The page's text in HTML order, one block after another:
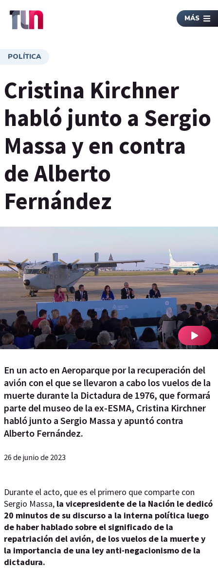
MÁS
POLÍTICA
Cristina Kirchner
habló junto a Sergio
Massa y en contra
de Alberto
Fernández
En un acto en Aeroparque por la recuperación del
avión con el que se llevaron a cabo los vuelos de la
muerte durante la Dictadura de 1976, que formará
parte del museo de la ex-ESMA, Cristina Kirchner
habló junto a Sergio Massa y apuntó contra
Alberto Fernández.
26 de junio de 2023
Durante el acto, que es el primero que comparte con
Sergio Massa, la vicepresidente de la Nación le dedicó
20 minutos de su discurso a la interna política luego
de haber hablado sobre el significado de la
repatriación del avión, de los vuelos de la muerte y
la importancia de una ley anti-negacionismo de la
dictadura.